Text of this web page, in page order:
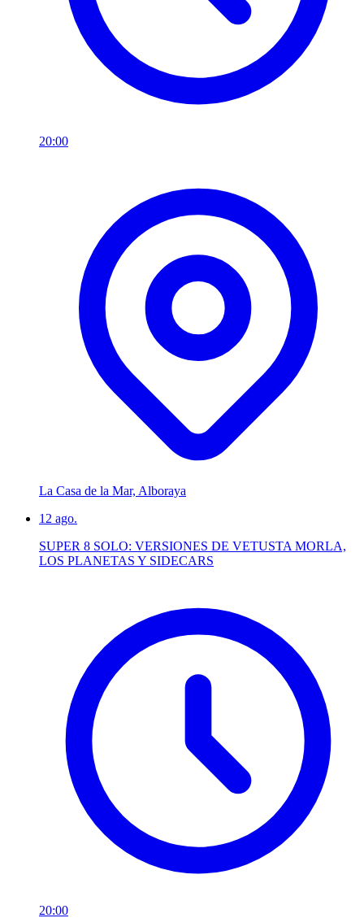
20:00
La Casa de la Mar, Alboraya
12 ago.
SUPER 8 SOLO: VERSIONES DE VETUSTA MORLA,
LOS PLANETAS Y SIDECARS
20:00